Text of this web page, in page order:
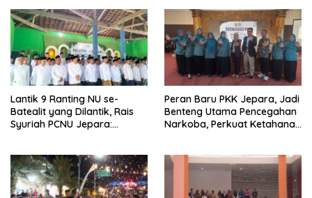
Lantik 9 Ranting NU se-
Batealit yang Dilantik, Rais
Syuriah PCNU Jepara:
Peran Baru PKK Jepara, Jadi
Benteng Utama Pencegahan
Narkoba, Perkuat Ketahanan